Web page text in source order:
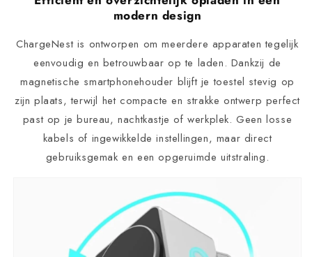
modern design
ChargeNest is ontworpen om meerdere apparaten tegelijk
eenvoudig en betrouwbaar op te laden. Dankzij de
magnetische smartphonehouder blijft je toestel stevig op
zijn plaats, terwijl het compacte en strakke ontwerp perfect
past op je bureau, nachtkastje of werkplek. Geen losse
kabels of ingewikkelde instellingen, maar direct
gebruiksgemak en een opgeruimde uitstraling.